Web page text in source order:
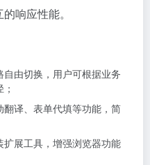
响应性能。
由切换，用户可根据业务
译、表单代填等功能，简
展工具，增强浏览器功能